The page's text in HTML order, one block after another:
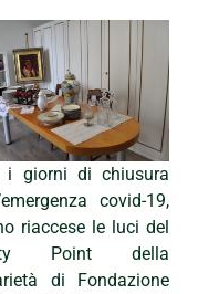
i giorni di chiusura
covid-19,
riaccese le luci del
Point della
di Fondazione